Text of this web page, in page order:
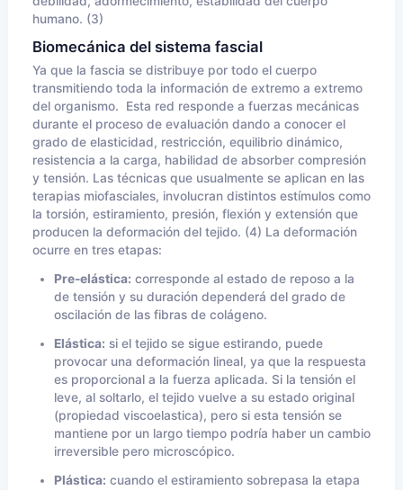
humano. (3)
Biomecánica del sistema fascial
Ya que la fascia se distribuye por todo el cuerpo
transmitiendo toda la información de extremo a extremo
del organismo. Esta red responde a fuerzas mecánicas
durante el proceso de evaluación dando a conocer el
grado de elasticidad, restricción, equilibrio dinámico,
resistencia a la carga, habilidad de absorber compresión
y tensión. Las técnicas que usualmente se aplican en las
terapias miofasciales, involucran distintos estímulos como
la torsión, estiramiento, presión, flexión y extensión que
producen la deformación del tejido. (4) La deformación
ocurre en tres etapas:
Pre-elástica: corresponde al estado de reposo a la
de tensión y su duración dependerá del grado de
oscilación de las fibras de colágeno.
Elástica: si el tejido se sigue estirando, puede
provocar una deformación lineal, ya que la respuesta
es proporcional a la fuerza aplicada. Si la tensión el
leve, al soltarlo, el tejido vuelve a su estado original
(propiedad viscoelastica), pero si esta tensión se
mantiene por un largo tiempo podría haber un cambio
irreversible pero microscópico.
Plástica: cuando el estiramiento sobrepasa la etapa